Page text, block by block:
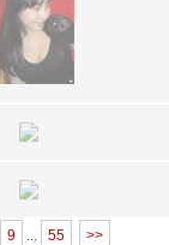
9 55 >>